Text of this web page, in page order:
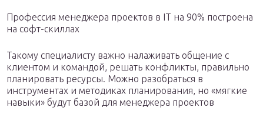
Профессия менеджера проектов в IT на 90% построена
на софт-скиллах
Такому специалисту важно налаживать общение с
клиентом и командой, решать конфликты, правильно
планировать ресурсы. Можно разобраться в
инструментах и методиках планирования, но «мягкие
навыки» будут базой для менеджера проектов